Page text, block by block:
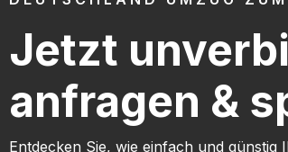
Jetzt
anfragen &
Entdecken Sie, wie einfach und günstig